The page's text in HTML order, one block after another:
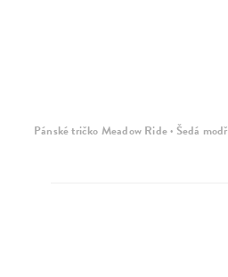
Pánské tričko Meadow Ride · Šedá modř